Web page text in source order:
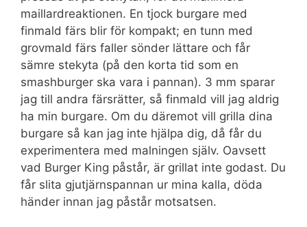
maillardreaktionen. En tjock burgare med
finmald färs blir för kompakt; en tunn med
grovmald färs faller sönder lättare och får
sämre stekyta (på den korta tid som en
smashburger ska vara i pannan). 3 mm sparar
jag till andra färsrätter, så finmald vill jag aldrig
ha min burgare. Om du däremot vill grilla dina
burgare så kan jag inte hjälpa dig, då får du
experimentera med malningen själv. Oavsett
vad Burger King påstår, är grillat inte godast. Du
får slita gjutjärnspannan ur mina kalla, döda
händer innan jag påstår motsatsen.